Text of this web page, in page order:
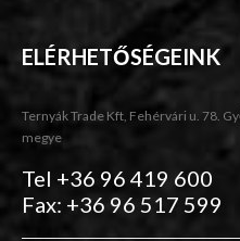
ELÉRHETŐSÉGEINK
Ternyák Trade Kft, Fehérvári u. 78.
megye
Tel +36 96 419 600
Fax: +36 96 517 599